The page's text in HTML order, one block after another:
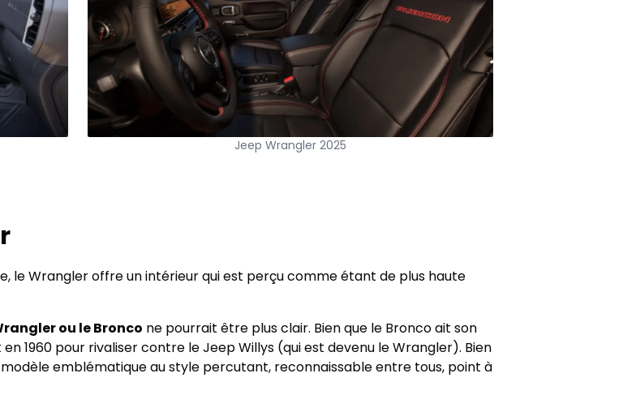
Jeep Wrangler 2025
le Wrangler offre un intérieur qui est perçu comme étant de plus haute
ou le Bronco ne pourrait être plus clair. Bien que le Bronco ait son
1960 pour rivaliser contre le Jeep Willys (qui est devenu le Wrangler). Bien
modèle emblématique au style percutant, reconnaissable entre tous, point à